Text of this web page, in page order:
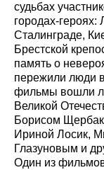
судьбах
городах-
Сталинграде,
Брестской
память о
пережили люди
фильмы вошли
Великой
Борисом
Ириной Лосик,
Глазуновым и
Один из